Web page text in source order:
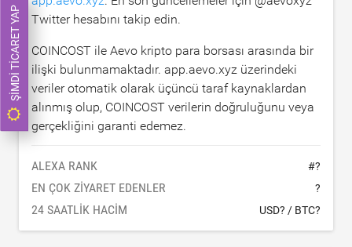
Twitter hesabını takip edin.
COINCOST ile Aevo kripto para borsası arasında bir
ilişki bulunmamaktadır. app.aevo.xyz üzerindeki
veriler otomatik olarak üçüncü taraf kaynaklardan
alınmış olup, COINCOST verilerin doğruluğunu veya
gerçekliğini garanti edemez.
ALEXA RANK #?
EN ÇOK ZIYARET EDENLER ?
24 SAATLIK HACIM USD? / BTC?
ŞIMDI TICARET YAP